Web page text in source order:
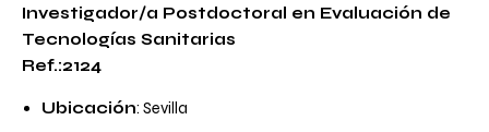
Investigador/a Postdoctoral en Evaluación de
Tecnologías Sanitarias
Ref.:2124
Ubicación: Sevilla